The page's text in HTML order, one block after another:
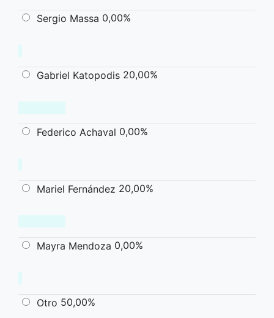
Sergio Massa 0,00%
Gabriel Katopodis 20,00%
Federico Achaval 0,00%
Mariel Fernández 20,00%
Mayra Mendoza 0,00%
Otro 50,00%